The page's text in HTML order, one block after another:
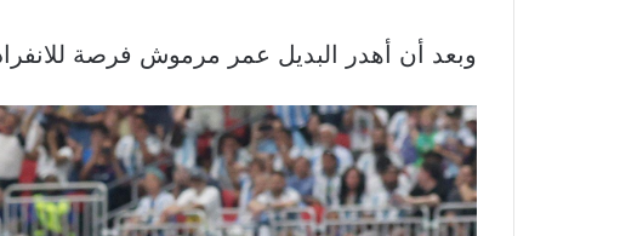
وبعد أن أهدر البديل عمر مرموش فرصة للانفراد،